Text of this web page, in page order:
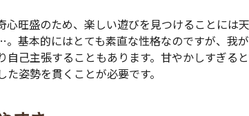
心旺盛のため、楽しい遊びを見つけることには
基本的にはとても素直な性格なのですが、我
自己主張することもあります。甘やかしすぎる
姿勢を貫くことが必要です。